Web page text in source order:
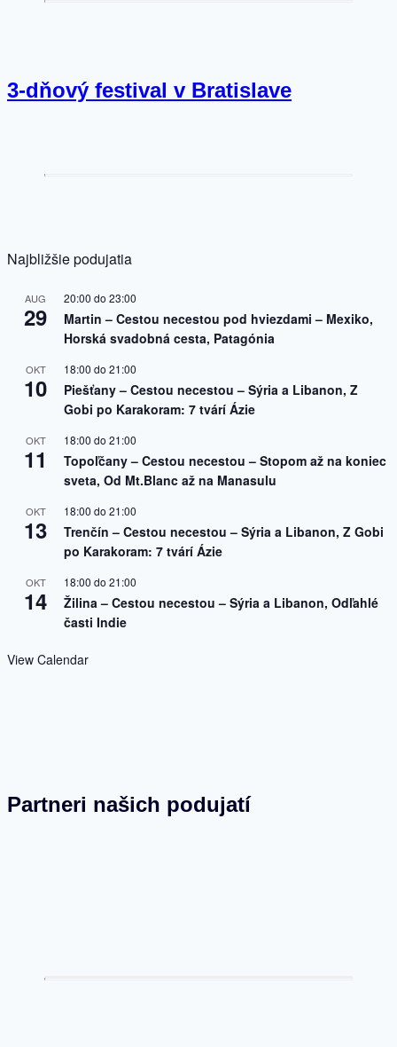
3-dňový festival v Bratislave
Najbližšie podujatia
AUG
29
20:00 do 23:00
Martin – Cestou necestou pod hviezdami – Mexiko,
Horská svadobná cesta, Patagónia
OKT
10
18:00 do 21:00
Piešťany – Cestou necestou – Sýria a Libanon, Z
Gobi po Karakoram: 7 tvárí Ázie
OKT
11
18:00 do 21:00
Topoľčany – Cestou necestou – Stopom až na koniec
sveta, Od Mt.Blanc až na Manasulu
OKT
13
18:00 do 21:00
Trenčín – Cestou necestou – Sýria a Libanon, Z Gobi
po Karakoram: 7 tvárí Ázie
OKT
14
18:00 do 21:00
Žilina – Cestou necestou – Sýria a Libanon, Odľahlé
časti Indie
View Calendar
Partneri našich podujatí